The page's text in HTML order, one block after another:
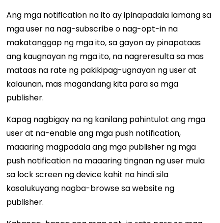
Ang mga notification na ito ay ipinapadala lamang sa
mga user na nag-subscribe o nag-opt-in na
makatanggap ng mga ito, sa gayon ay pinapataas
ang kaugnayan ng mga ito, na nagreresulta sa mas
mataas na rate ng pakikipag-ugnayan ng user at
kalaunan, mas magandang kita para sa mga
publisher.
Kapag nagbigay na ng kanilang pahintulot ang mga
user at na-enable ang mga push notification,
maaaring magpadala ang mga publisher ng mga
push notification na maaaring tingnan ng user mula
sa lock screen ng device kahit na hindi sila
kasalukuyang nagba-browse sa website ng
publisher.